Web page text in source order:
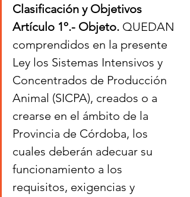
Clasificación y Objetivos
Artículo 1º.- Objeto. QUEDAN
comprendidos en la presente
Ley los Sistemas Intensivos y
Concentrados de Producción
Animal (SICPA), creados o a
crearse en el ámbito de la
Provincia de Córdoba, los
cuales deberán adecuar su
funcionamiento a los
requisitos, exigencias y